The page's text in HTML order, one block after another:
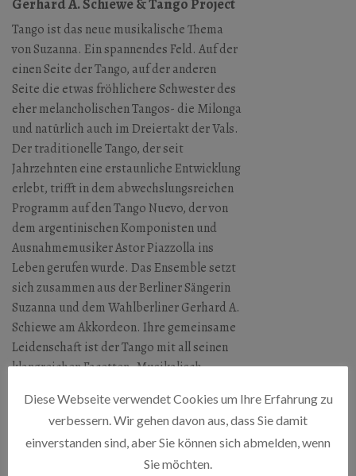
Tango ist das neue musikalische Thema
von Suzanna. Ein spannendes Feld. Auf der
einen Seite der Tango, auf der anderen
Seite die etwas fröhlichere Schwester des
eher melancholischen Tangos- die Milonga
und natürlich auch im Dreiertakt der Vals.
Der traditionelle Tango, der seit
Jahrzehnten eine erstaunliche Entwicklung
erlebt, trifft in dem abwechslungsreichen
Programm auf den Tango Nuevo, der von
dem argentinischen Komponisten und
Ausnahmemusiker Astor Piazzolla ins
Leben gerufen wurde. Das Ensemble setzt
sich zusammen aus der Berliner Sängerin
Suzanna und dem Wahlberliner Gerhard A.
Schiewe am Akkordeon. Ihre gemeinsame
Leidenschaft ist der Tango mit all seinen
klangreichen Facetten. Musikalisch
Weise vom Jazz bis Klassik und Folklore.
Die Arrangements stammen aus der Feder
des Akkordeonisten und sind dem
Ensemble auf den Leib geschrieben.
Diese Webseite verwendet Cookies um Ihre Erfahrung zu
verbessern. Wir gehen davon aus, dass Sie damit
einverstanden sind, aber Sie können sich abmelden, wenn
Sie möchten.